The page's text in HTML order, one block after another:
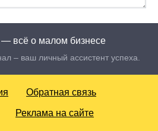
— всё о малом бизнесе
– ваш личный ассистент успеха.
Обратная связь
Реклама на сайте